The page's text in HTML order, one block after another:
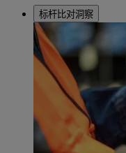
标杆比对洞察